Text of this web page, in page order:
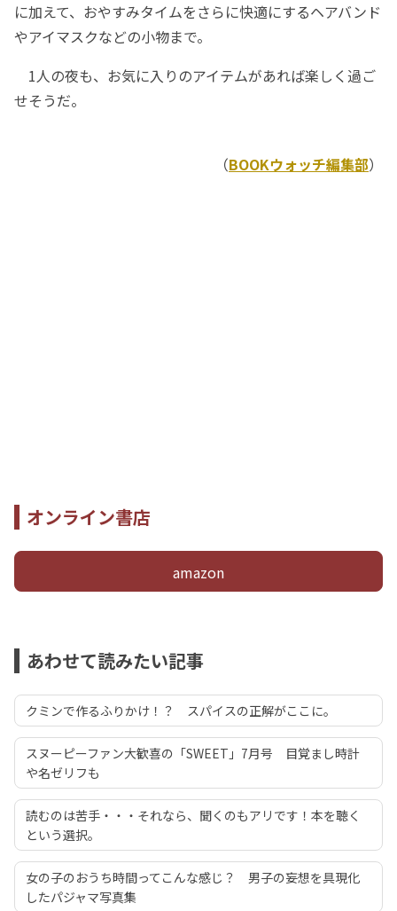
に加えて、おやすみタイムをさらに快適にするヘアバンド
やアイマスクなどの小物まで。
1人の夜も、お気に入りのアイテムがあれば楽しく過ご
せそうだ。
（BOOKウォッチ編集部）
オンライン書店
amazon
あわせて読みたい記事
クミンで作るふりかけ！？ スパイスの正解がここに。
スヌーピーファン大歓喜の「SWEET」7月号 目覚まし時計
や名ゼリフも
読むのは苦手・・・それなら、聞くのもアリです！本を聴く
という選択。
女の子のおうち時間ってこんな感じ？ 男子の妄想を具現化
したパジャマ写真集